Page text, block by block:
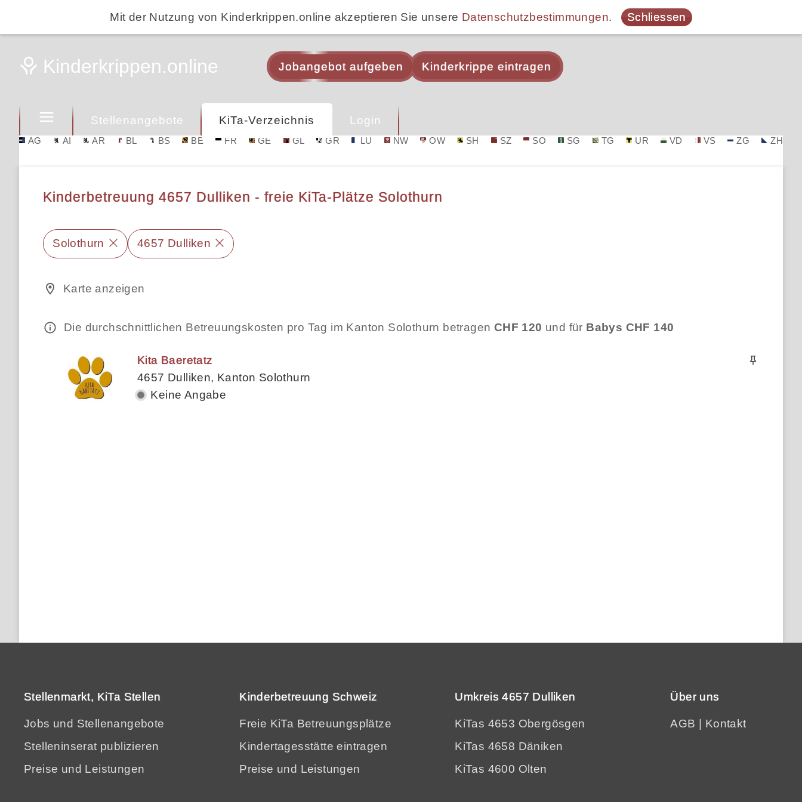
Mit der Nutzung von Kinderkrippen.online akzeptieren Sie unsere Datenschutzbestimmungen. Schliessen
Jobangebot aufgeben Kinderkrippe eintragen
Stellenangebote KiTa-Verzeichnis Login
AG AI AR BL BS BE FR GE GL GR LU NW OW SH SZ SO SG TG UR VD VS ZG ZH
Kinderbetreuung 4657 Dulliken - freie KiTa-Plätze Solothurn
Solothurn 4657 Dulliken
Karte anzeigen
Die durchschnittlichen Betreuungskosten pro Tag im Kanton Solothurn betragen CHF 120 und für Babys CHF 140
Kita Baeretatz
4657 Dulliken, Kanton Solothurn
Keine Angabe
Stellenmarkt, KiTa Stellen
Jobs und Stellenangebote
Stelleninserat publizieren
Preise und Leistungen
Kinderbetreuung Schweiz
Freie KiTa Betreuungsplätze
Kindertagesstätte eintragen
Preise und Leistungen
Umkreis 4657 Dulliken
KiTas 4653 Obergösgen
KiTas 4658 Däniken
KiTas 4600 Olten
Über uns
AGB Kontakt